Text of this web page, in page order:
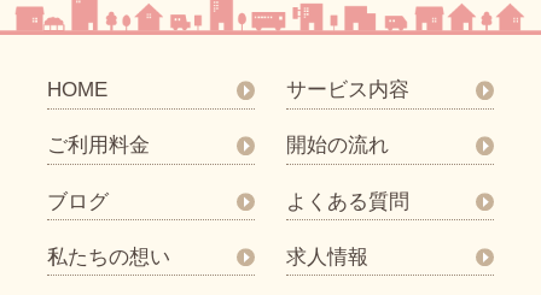
HOME サービス内容
ご利用料金 開始の流れ
ブログ よくある質問
私たちの想い 求人情報